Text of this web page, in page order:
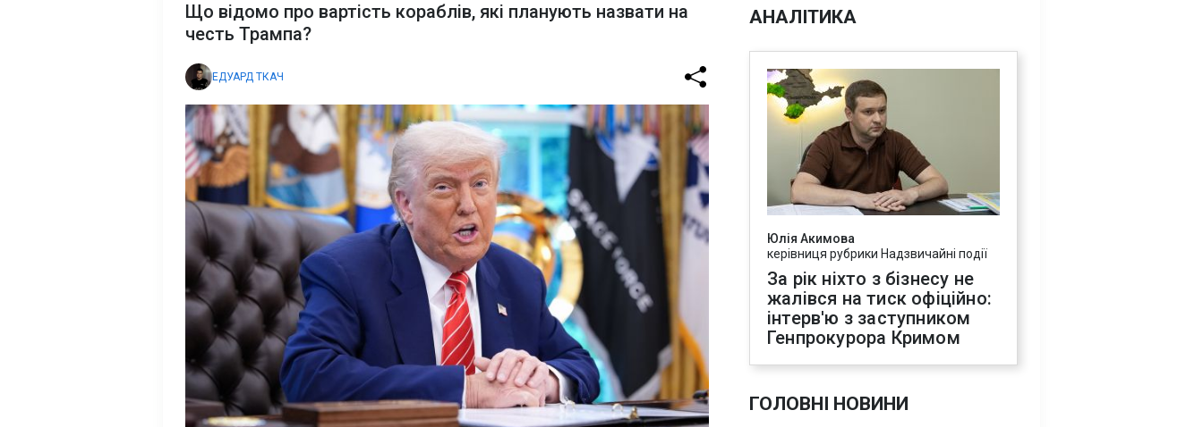
Що відомо про вартість кораблів, які планують назвати на
честь Трампа?
ЕДУАРД ТКАЧ
АНАЛІТИКА
Юлія Акимова
керівниця рубрики Надзвичайні події
За рік ніхто з бізнесу не
жалівся на тиск офіційно:
інтерв'ю з заступником
Генпрокурора Кримом
ГОЛОВНІ НОВИНИ